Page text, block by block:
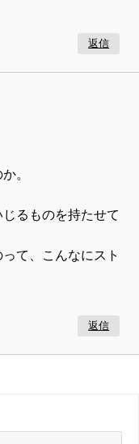
返信
。
るものを持たせて
て、こんなにスト
返信